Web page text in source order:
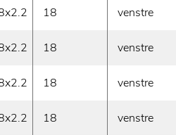
18 venstre
18 venstre
18 venstre
18 venstre